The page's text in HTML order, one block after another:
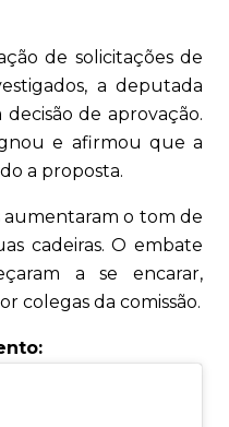
de solicitações de
a deputada
de aprovação.
e afirmou que a
a proposta.
aumentaram o tom de
cadeiras. O embate
a se encarar,
colegas da comissão.